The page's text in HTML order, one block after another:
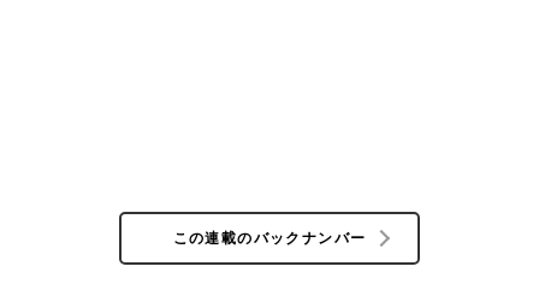
この連載のバックナンバー